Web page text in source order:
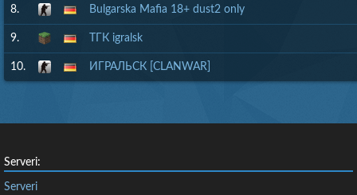
8. Bulgarska Mafia 18+ dust2 only
9. ТГК igralsk
10. ИГРАЛЬСК [CLANWAR]
Serveri:
Serveri